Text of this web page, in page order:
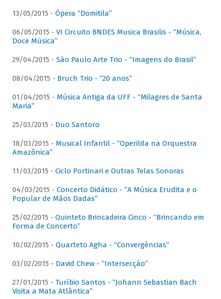
13/05/2015 - Ópera “Domitila”
06/05/2015 - VI Circuito BNDES Musica Brasilis - “Música,
Doce Música”
29/04/2015 - São Paulo Arte Trio - “Imagens do Brasil”
08/04/2015 - Bruch Trio - “20 anos”
01/04/2015 - Música Antiga da UFF - “Milagres de Santa
Maria”
25/03/2015 - Duo Santoro
18/03/2015 - Musical Infantil - “Operilda na Orquestra
Amazônica”
11/03/2015 - Ciclo Portinari e Outras Telas Sonoras
04/03/2015 - Concerto Didático - “A Música Erudita e o
Popular de Mãos Dadas”
25/02/2015 - Quinteto Brincadeira Cinco - “Brincando em
Forma de Concerto”
10/02/2015 - Quarteto Agha - “Convergências”
03/02/2015 - David Chew - “Intersecção”
27/01/2015 - Turíbio Santos - “Johann Sebastian Bach
Visita a Mata Atlântica”